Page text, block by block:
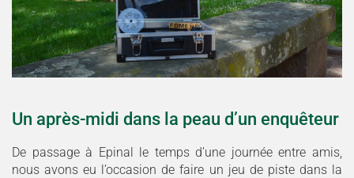
Un après-midi dans la peau d’un enquêteur
De passage à Epinal le temps d’une journée entre amis,
nous avons eu l’occasion de faire un jeu de piste dans la